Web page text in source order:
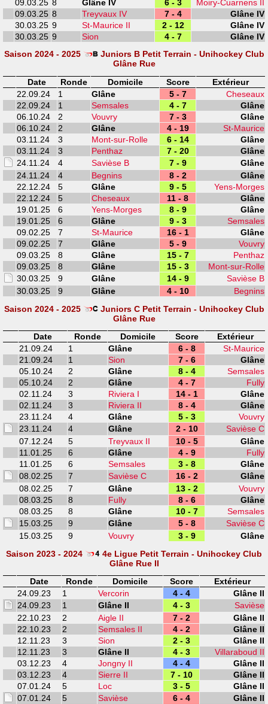
09.03.25 8 Glâne IV 6 - 3
Moiry-Cuarnens II
09.03.25 8 Treyvaux IV 7 - 4
Glâne IV
30.03.25 9 St-Maurice II 2 - 12
Glâne IV
30.03.25 9 Sion 4 - 7
Glâne IV
Saison 2024 - 2025
Juniors B Petit Terrain - Unihockey Club
Glâne Rue
Date
Ronde Domicile Score
Extérieur
22.09.24
1 Glâne 5 - 7
Cheseaux
22.09.24
1 Semsales 4 - 7
Glâne
06.10.24
2 Vouvry 7 - 3
Glâne
06.10.24
2 Glâne 4 - 19
St-Maurice
03.11.24
3 Mont-sur-Rolle 6 - 14
Glâne
03.11.24
3 Penthaz 7 - 20
Glâne
24.11.24
4 Savièse B 7 - 9
Glâne
24.11.24
4 Begnins 8 - 2
Glâne
22.12.24
5 Glâne 9 - 5
Yens-Morges
22.12.24
5 Cheseaux 11 - 8
Glâne
19.01.25
6 Yens-Morges 8 - 9
Glâne
19.01.25
6 Glâne 9 - 3
Semsales
09.02.25
7 St-Maurice 16 - 1
Glâne
09.02.25
7 Glâne 5 - 9
Vouvry
09.03.25
8 Glâne 15 - 7
Penthaz
09.03.25
8 Glâne 15 - 3
Mont-sur-Rolle
30.03.25
9 Glâne 14 - 9
Savièse B
30.03.25
9 Glâne 4 - 10
Begnins
Saison 2024 - 2025
Juniors C Petit Terrain - Unihockey Club
Glâne Rue
Date
Ronde Domicile Score
Extérieur
21.09.24
1 Glâne 6 - 8
St-Maurice
21.09.24
1 Sion 7 - 6
Glâne
05.10.24
2 Glâne 8 - 4
Semsales
05.10.24
2 Glâne 4 - 7
Fully
02.11.24
3 Riviera I 14 - 1
Glâne
02.11.24
3 Riviera II 8 - 4
Glâne
23.11.24
4 Glâne 5 - 3
Vouvry
23.11.24
4 Glâne 2 - 10
Savièse C
07.12.24
5 Treyvaux II 10 - 5
Glâne
11.01.25
6 Glâne 4 - 9
Fully
11.01.25
6 Semsales 3 - 8
Glâne
08.02.25
7 Savièse C 16 - 2
Glâne
08.02.25
7 Glâne 13 - 2
Vouvry
08.03.25
8 Fully 8 - 6
Glâne
08.03.25
8 Glâne 10 - 7
Semsales
15.03.25
9 Glâne 5 - 8
Savièse C
15.03.25
9 Vouvry 3 - 9
Glâne
Saison 2023 - 2024
4e Ligue Petit Terrain - Unihockey Club
Glâne Rue II
Date
Ronde Domicile Score
Extérieur
24.09.23
1 Vercorin 4 - 4
Glâne II
24.09.23
1 Glâne II 4 - 3
Savièse
22.10.23
2 Aigle II 7 - 2
Glâne II
22.10.23
2 Semsales II 4 - 2
Glâne II
12.11.23
3 Sion 2 - 3
Glâne II
12.11.23
3 Glâne II 4 - 3
Villaraboud II
03.12.23
4 Jongny II 4 - 4
Glâne II
03.12.23
4 Sierre II 7 - 10
Glâne II
07.01.24
5 Loc 3 - 5
Glâne II
07.01.24
5 Savièse 6 - 4
Glâne II